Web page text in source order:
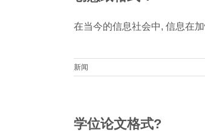
在当今的信息社会中, 信息在
新闻
学位论文格式?